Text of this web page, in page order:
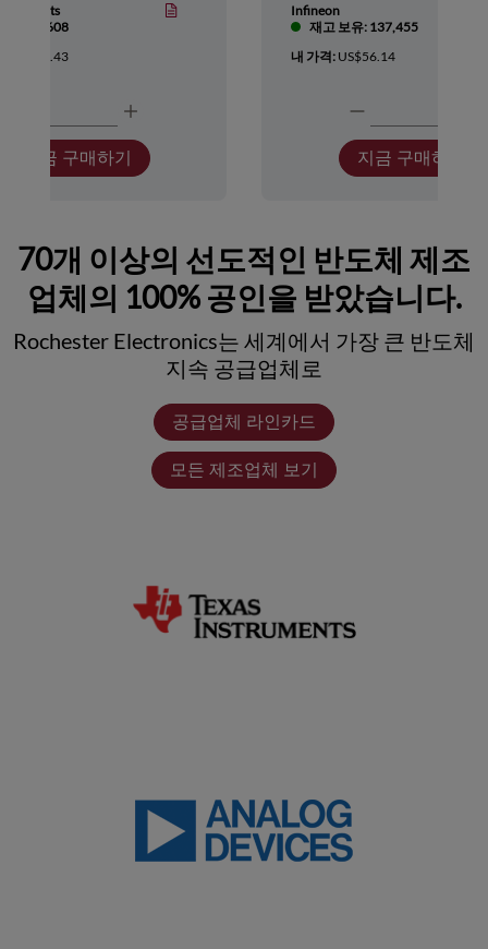
보유: 5,608
US$137.43
지금 구매하기
Infineon
재고 보유: 137,455
내 가격: US$56.14
지금 구매하기
70개 이상의 선도적인 반도체 제조
업체의 100% 공인을 받았습니다.
Rochester Electronics는 세계에서 가장 큰 반도체
지속 공급업체로
공급업체 라인카드
모든 제조업체 보기